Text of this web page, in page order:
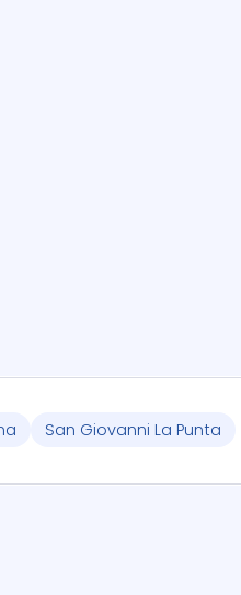
San Giovanni La Punta